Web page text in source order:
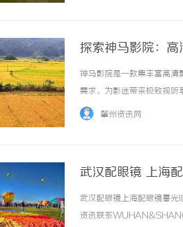
探索神马影院：
神马影院是一款集丰富高清
需求，为影迷带来极致视
肇州资讯网
武汉配眼镜 上海
武汉配眼镜上海配眼镜暮光
资讯联系